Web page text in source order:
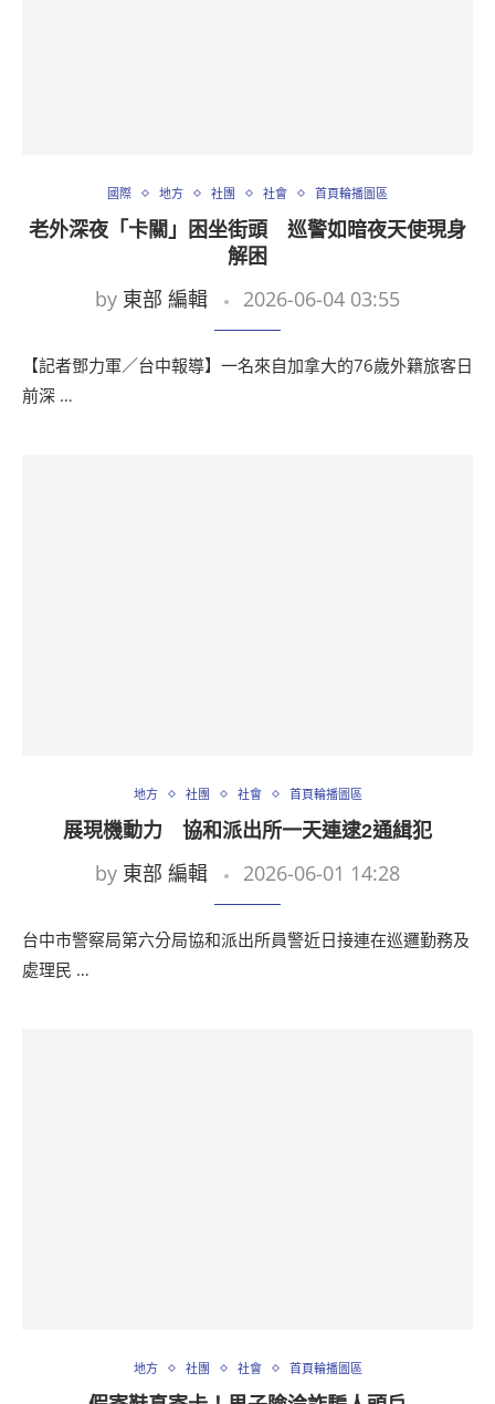
國際 地方 社團 社會 首頁輪播圖區
老外深夜「卡關」困坐街頭 巡警如暗夜天使現身
解困
by 東部 編輯 2026-06-04 03:55
【記者鄧力軍／台中報導】一名來自加拿大的76歲外籍旅客日
前深 …
地方 社團 社會 首頁輪播圖區
展現機動力 協和派出所一天連逮2通緝犯
by 東部 編輯 2026-06-01 14:28
台中市警察局第六分局協和派出所員警近日接連在巡邏勤務及
處理民 …
地方 社團 社會 首頁輪播圖區